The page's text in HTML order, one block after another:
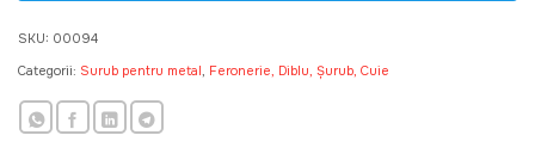
SKU: 00094
Categorii: Surub pentru metal, Feronerie, Diblu, Șurub, Cuie